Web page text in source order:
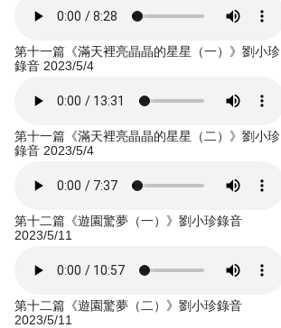
第十一篇《滿天裡亮晶晶的星星（一）》劉小珍
錄音 2023/5/4
第十一篇《滿天裡亮晶晶的星星（二）》劉小珍
錄音 2023/5/4
第十二篇《遊園驚夢（一）》劉小珍錄音
2023/5/11
第十二篇《遊園驚夢（二）》劉小珍錄音
2023/5/11